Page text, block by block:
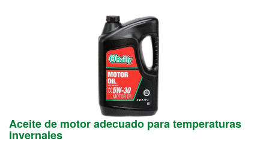
Aceite de motor adecuado para temperaturas
invernales